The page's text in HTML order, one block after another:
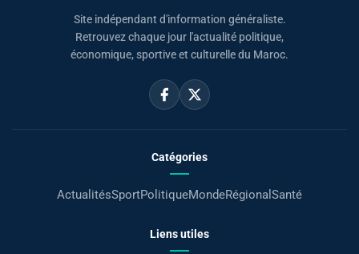
Site indépendant d'information généraliste.
Retrouvez chaque jour l'actualité politique,
économique, sportive et culturelle du Maroc.
Catégories
ActualitésSportPolitiqueMondeRégional Santé
Liens utiles